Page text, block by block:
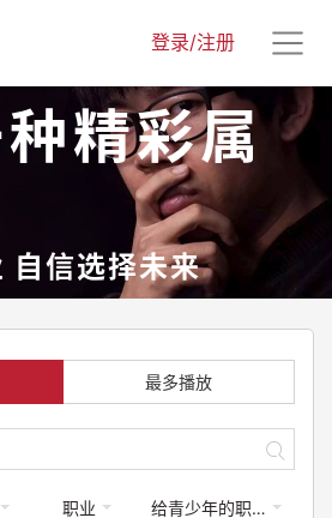
登录/注册
精彩属
自信选择未来
最多播放
职业 给青少年的职业启蒙课